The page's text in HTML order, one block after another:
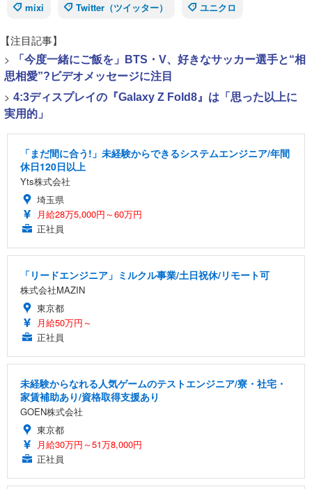
mixi
Twitter（ツイッター） ユニクロ
【注目記事】
>
「今度一緒にご飯を」BTS・V、好きなサッカー選手と“相
思相愛”?ビデオメッセージに注目
> 4:3ディスプレイの『Galaxy Z Fold8』は「思った以上に
実用的」
「まだ間に合う!」未経験からできるシステムエンジニア/年間
休日120日以上
Yts株式会社
埼玉県
月給28万5,000円～60万円
正社員
「リードエンジニア」ミルクル事業/土日祝休/リモート可
株式会社MAZIN
東京都
月給50万円～
正社員
未経験からなれる人気ゲームのテストエンジニア/寮・社宅・
家賃補助あり/資格取得支援あり
GOEN株式会社
東京都
月給30万円～51万8,000円
正社員